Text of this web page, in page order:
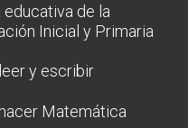
de la
Inicial y Primaria
y escribir
Matemática